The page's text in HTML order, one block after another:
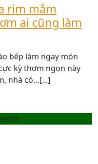
rim mắm
ai cũng làm
bếp làm ngay món
kỳ thơm ngon này
nhà có…[...]